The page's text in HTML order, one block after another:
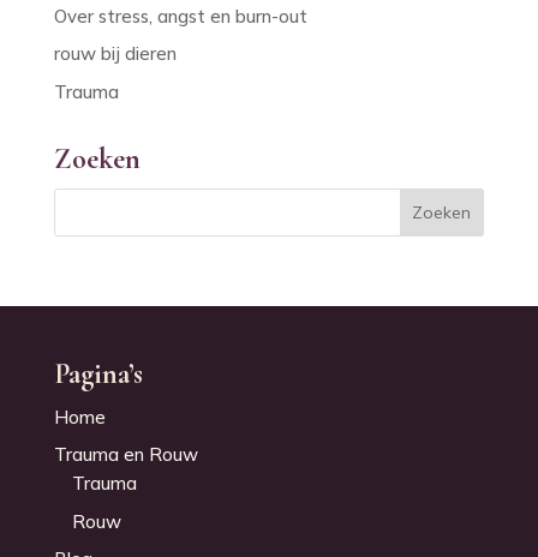
Over stress, angst en burn-out
rouw bij dieren
Trauma
Zoeken
Pagina’s
Home
Trauma en Rouw
Trauma
Rouw